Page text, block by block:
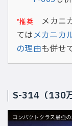
*推奨メカニカ
てはメカニカ
の理由も併せ
S-314（130